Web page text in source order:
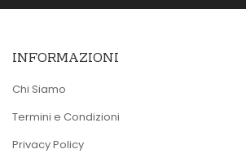
INFORMAZIONI
Chi Siamo
Termini e Condizioni
Privacy Policy